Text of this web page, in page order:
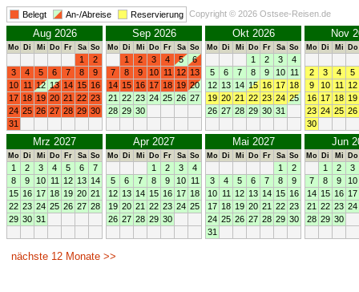
Belegt An-/Abreise Reservierung Copyright © 2026 Ostsee-Reisen.de
Aug 2026
Mo Di Mi Do Fr Sa So
1
2
3
4 5 6 7 8
9
10 11 12 13 14 15 16
17 18 19 20 21 22 23
24 25 26 27 28 29 30
31
Sep 2026
Mo Di Mi Do Fr Sa So
1 2 3 4 5
6
7
8 9 10 11 12 13
14 15 16 17 18 19 20
21 22 23 24 25 26 27
28 29 30
Okt 2026
Mo Di Mi Do Fr Sa So
1 2 3
4
5
6 7 8 9 10 11
12 13 14 15 16 17 18
19 20 21 22 23 24 25
26 27 28 29 30 31
Nov
Mo Di Mi Do
2 3 4
5
9
10 11
12
16 17 18 19
23 24 25 26
30
Mrz 2027
Mo Di Mi Do Fr Sa So
1 2 3 4 5 6
7
8
9 10 11 12 13 14
15 16 17 18 19 20 21
22 23 24 25 26 27 28
29 30 31
Apr 2027
Mo Di Mi Do Fr Sa So
1 2 3
4
5
6 7 8 9 10 11
12 13 14 15 16 17 18
19 20 21 22 23 24 25
26 27 28 29 30
Mai 2027
Mo Di Mi Do Fr Sa So
1
2
3
4 5 6 7 8
9
10 11 12 13 14 15 16
17 18 19 20 21 22 23
24 25 26 27 28 29 30
31
Jun
Mo Di Mi Do
1 2
3
7
8 9
10
14 15 16 17
21 22 23 24
28 29 30
nächste 12 Monate >>